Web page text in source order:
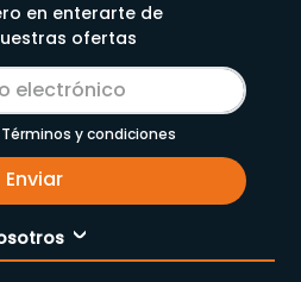
en enterarte de
ofertas
y condiciones
Enviar